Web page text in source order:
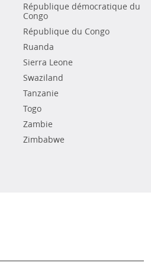
République démocratique du
Congo
République du Congo
Ruanda
Sierra Leone
Swaziland
Tanzanie
Togo
Zambie
Zimbabwe